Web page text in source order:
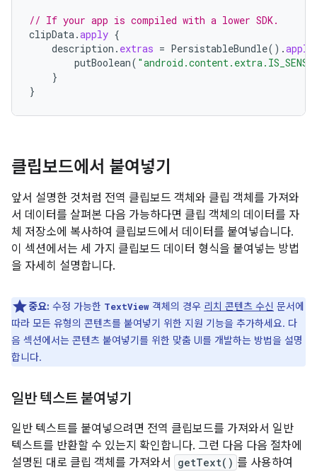
// If your app is compiled with a lower SDK.
clipData.apply {
description . extras = PersistableBundle().apply
putBoolean(
}
}
클립보드에서 붙여넣기
앞서 설명한 것처럼 전역 클립보드 객체와 클립 객체를 가져와
서 데이터를 살펴본 다음 가능하다면 클립 객체의 데이터를 자
체 저장소에 복사하여 클립보드에서 데이터를 붙여넣습니다.
이 섹션에서는 세 가지 클립보드 데이터 형식을 붙여넣는 방법
을 자세히 설명합니다.
중요: 수정 가능한 TextView 객체의 경우 리치 콘텐츠 수신 문서에
따라 모든 유형의 콘텐츠를 붙여넣기 위한 지원 기능을 추가하세요. 다
음 섹션에서는 콘텐츠 붙여넣기를 위한 맞춤 UI를 개발하는 방법을 설명
합니다.
일반 텍스트 붙여넣기
일반 텍스트를 붙여넣으려면 전역 클립보드를 가져와서 일반
텍스트를 반환할 수 있는지 확인합니다. 그런 다음 다음 절차에
설명된 대로 클립 객체를 가져와서
getText() 를 사용하여